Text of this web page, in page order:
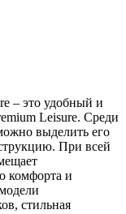
– это удобный и
Leisure. Среди
выделить его
При всей
комфорта и
стильная